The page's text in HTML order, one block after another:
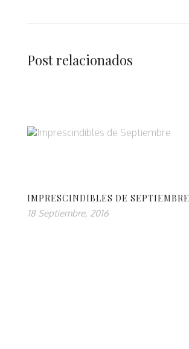
Post relacionados
IMPRESCINDIBLES DE SEPTIEMBRE
18 Septiembre, 2016